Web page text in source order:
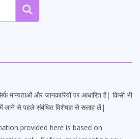
Search
मान्यताओं और जानकारियों पर आधारित है| किसी भी
में लाने से पहले संबंधित विशेषज्ञ से सलाह लें|
provided here is based on